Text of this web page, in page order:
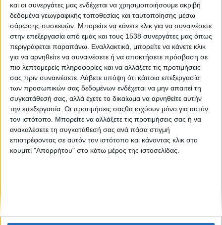
και οι συνεργάτες μας ενδέχεται να χρησιμοποιήσουμε ακριβή
δεδομένα γεωγραφικής τοποθεσίας και ταυτοποίησης μέσω
σάρωσης συσκευών. Μπορείτε να κάνετε κλικ για να συναινέσετε
στην επεξεργασία από εμάς και τους 1538 συνεργάτες μας όπως
περιγράφεται παραπάνω. Εναλλακτικά, μπορείτε να κάνετε κλικ
για να αρνηθείτε να συναινέσετε ή να αποκτήσετε πρόσβαση σε
πιο λεπτομερείς πληροφορίες και να αλλάξετε τις προτιμήσεις
σας πριν συναινέσετε. Λάβετε υπόψη ότι κάποια επεξεργασία
των προσωπικών σας δεδομένων ενδέχεται να μην απαιτεί τη
συγκατάθεσή σας, αλλά έχετε το δικαίωμα να αρνηθείτε αυτήν
την επεξεργασία. Οι προτιμήσεις σαςθα ισχύουν μόνο για αυτόν
τον ιστότοπο. Μπορείτε να αλλάξετε τις προτιμήσεις σας ή να
ανακαλέσετε τη συγκατάθεσή σας ανά πάσα στιγμή
επιστρέφοντας σε αυτόν τον ιστότοπο και κάνοντας κλικ στο
κουμπί "Απορρήτου" στο κάτω μέρος της ιστοσελίδας.
Βίκυ Κοτσιμπού: «Είναι σημαντικό να μπορείς να
στέκεσαι δυνατός στις δύσκολες στιγμές σου και να
προσπαθείς και μέσα από τη δουλειά σου να αντλείς
δύναμη για να συνεχίσεις»
None feed